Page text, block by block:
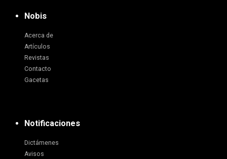
Nobis
Acerca de
Artículos
Revistas
Contacto
Gacetas
Notificaciones
Dictámenes
Avisos